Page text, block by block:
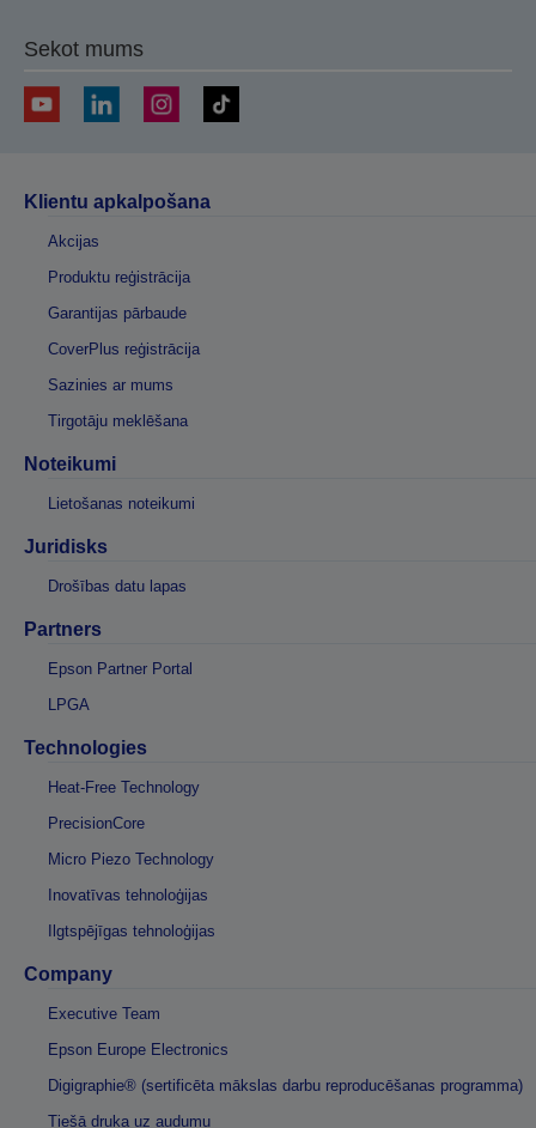
Sekot mums
Klientu apkalpošana
Akcijas
Produktu reģistrācija
Garantijas pārbaude
CoverPlus reģistrācija
Sazinies ar mums
Tirgotāju meklēšana
Noteikumi
Lietošanas noteikumi
Juridisks
Drošības datu lapas
Partners
Epson Partner Portal
LPGA
Technologies
Heat-Free Technology
PrecisionCore
Micro Piezo Technology
Inovatīvas tehnoloģijas
Ilgtspējīgas tehnoloģijas
Company
Executive Team
Epson Europe Electronics
Digigraphie® (sertificēta mākslas darbu reproducēšanas programma)
Tiešā druka uz audumu